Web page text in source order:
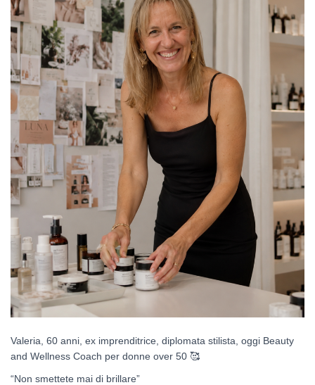
Valeria, 60 anni, ex imprenditrice, diplomata stilista, oggi Beauty
and Wellness Coach per donne over 50 🥰
“Non smettete mai di brillare”